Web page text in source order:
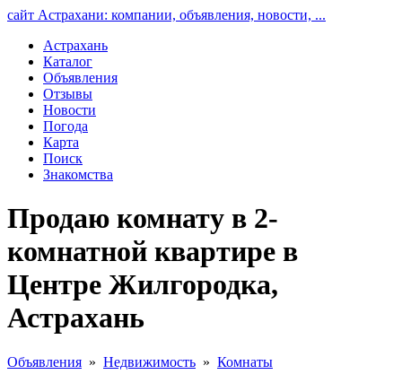
сайт Астрахани: компании, объявления, новости, ...
Астрахань
Каталог
Объявления
Отзывы
Новости
Погода
Карта
Поиск
Знакомства
Продаю комнату в 2-
комнатной квартире в
Центре Жилгородка,
Астрахань
Объявления » Недвижимость » Комнаты